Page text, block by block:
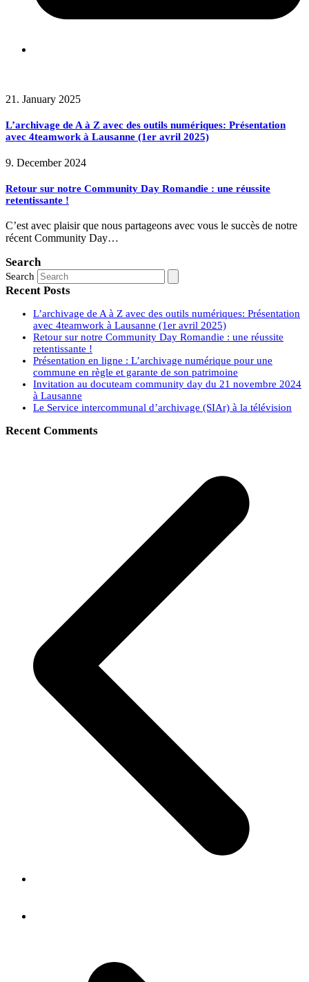
21. January 2025
L’archivage de A à Z avec des outils numériques: Présentation
avec 4teamwork à Lausanne (1er avril 2025)
9. December 2024
Retour sur notre Community Day Romandie : une réussite
retentissante !
C’est avec plaisir que nous partageons avec vous le succès de notre
récent Community Day…
Search
Search
Recent Posts
L’archivage de A à Z avec des outils numériques: Présentation
avec 4teamwork à Lausanne (1er avril 2025)
Retour sur notre Community Day Romandie : une réussite
retentissante !
Présentation en ligne : L’archivage numérique pour une
commune en règle et garante de son patrimoine
Invitation au docuteam community day du 21 novembre 2024
à Lausanne
Le Service intercommunal d’archivage (SIAr) à la télévision
Recent Comments